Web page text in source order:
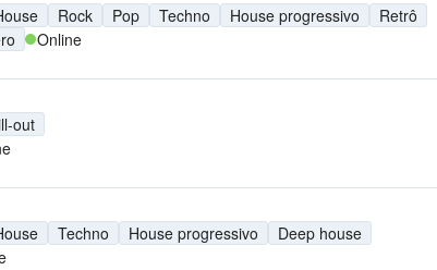
Rock Pop Techno House progressivo
Retrô
Online
out
Techno House progressivo
Deep house